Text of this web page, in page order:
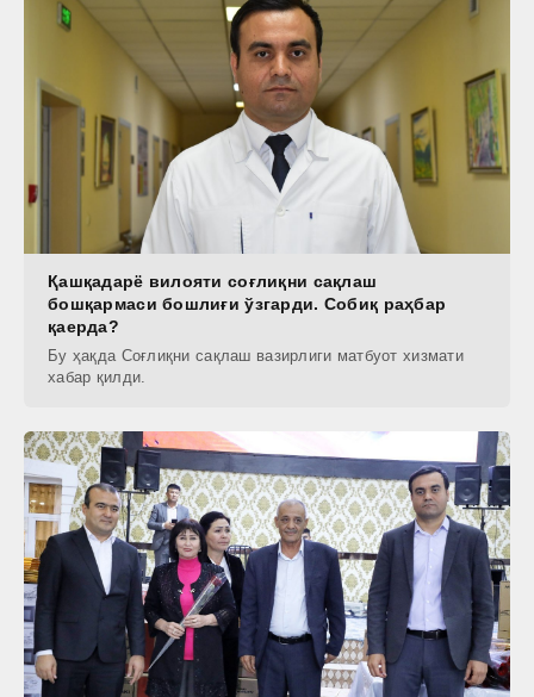
Қашқадарё вилояти соғлиқни сақлаш
бошқармаси бошлиғи ўзгарди. Собиқ раҳбар
қаерда?
Бу ҳақда Соғлиқни сақлаш вазирлиги матбуот хизмати
хабар қилди.